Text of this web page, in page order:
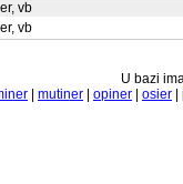
vb
vb
U bazi
mutiner opiner osier